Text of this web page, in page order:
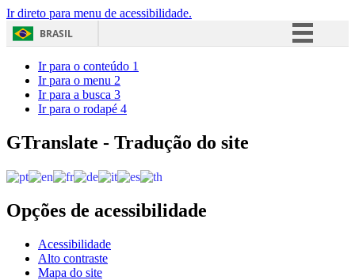
Ir direto para menu de acessibilidade.
BRASIL
Acesso à informação
Ir para o conteúdo 1
Ir para o menu 2
Ir para a busca 3
Ir para o rodapé 4
GTranslate - Tradução do site
Opções de acessibilidade
Acessibilidade
Alto contraste
Mapa do site